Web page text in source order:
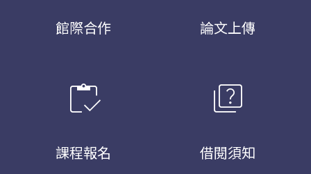
館際合作 論文上傳
inventory
課程報名
quiz
借閱須知